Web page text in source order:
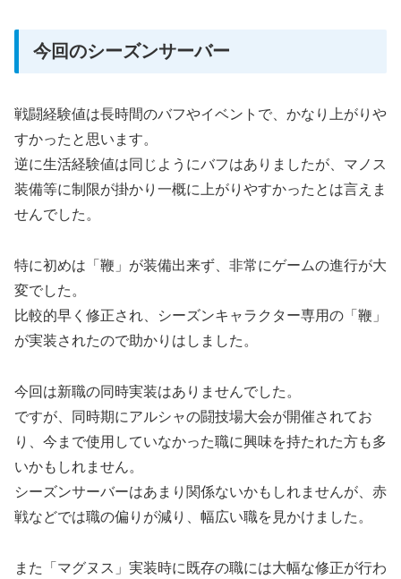
今回のシーズンサーバー
戦闘経験値は長時間のバフやイベントで、かなり上がりや
すかったと思います。
逆に生活経験値は同じようにバフはありましたが、マノス
装備等に制限が掛かり一概に上がりやすかったとは言えま
せんでした。
特に初めは「鞭」が装備出来ず、非常にゲームの進行が大
変でした。
比較的早く修正され、シーズンキャラクター専用の「鞭」
が実装されたので助かりはしました。
今回は新職の同時実装はありませんでした。
ですが、同時期にアルシャの闘技場大会が開催されてお
り、今まで使用していなかった職に興味を持たれた方も多
いかもしれません。
シーズンサーバーはあまり関係ないかもしれませんが、赤
戦などでは職の偏りが減り、幅広い職を見かけました。
また「マグヌス」実装時に既存の職には大幅な修正が行わ